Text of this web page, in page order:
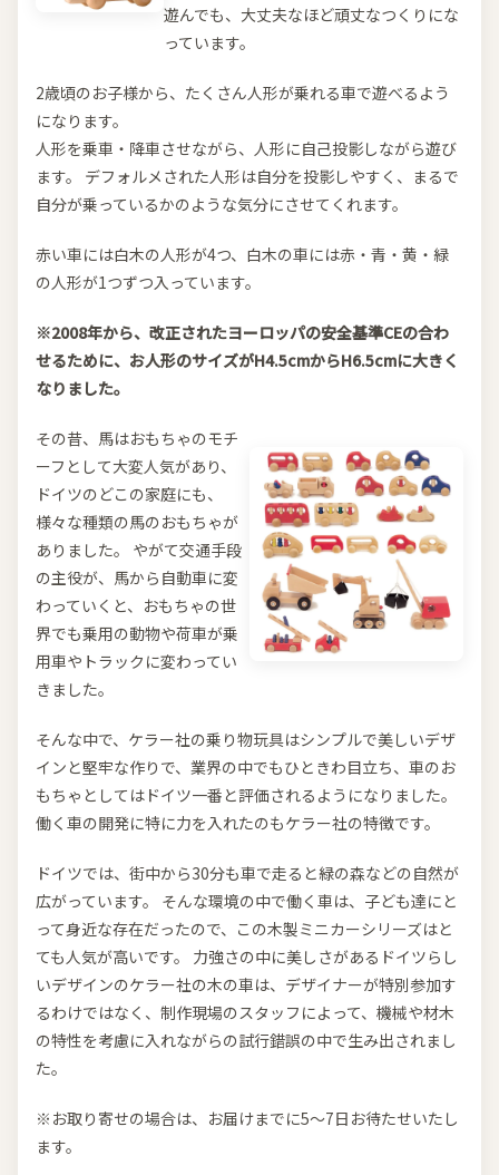
遊んでも、大丈夫なほど頑丈なつくりにな
っています。
2歳頃のお子様から、たくさん人形が乗れる車で遊べるよう
になります。
人形を乗車・降車させながら、人形に自己投影しながら遊び
ます。 デフォルメされた人形は自分を投影しやすく、まるで
自分が乗っているかのような気分にさせてくれます。
赤い車には白木の人形が4つ、白木の車には赤・青・黄・緑
の人形が1つずつ入っています。
※2008年から、改正されたヨーロッパの安全基準CEの合わ
せるために、お人形のサイズがH4.5cmからH6.5cmに大きく
なりました。
その昔、馬はおもちゃのモチ
ーフとして大変人気があり、
ドイツのどこの家庭にも、
様々な種類の馬のおもちゃが
ありました。 やがて交通手段
の主役が、馬から自動車に変
わっていくと、おもちゃの世
界でも乗用の動物や荷車が乗
用車やトラックに変わってい
きました。
そんな中で、ケラー社の乗り物玩具はシンプルで美しいデザ
インと堅牢な作りで、業界の中でもひときわ目立ち、車のお
もちゃとしてはドイツ一番と評価されるようになりました。
働く車の開発に特に力を入れたのもケラー社の特徴です。
ドイツでは、街中から30分も車で走ると緑の森などの自然が
広がっています。 そんな環境の中で働く車は、子ども達にと
って身近な存在だったので、この木製ミニカーシリーズはと
ても人気が高いです。 力強さの中に美しさがあるドイツらし
いデザインのケラー社の木の車は、デザイナーが特別参加す
るわけではなく、制作現場のスタッフによって、機械や材木
の特性を考慮に入れながらの試行錯誤の中で生み出されまし
た。
※お取り寄せの場合は、お届けまでに5～7日お待たせいたし
ます。